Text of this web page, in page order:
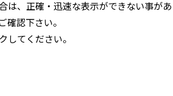
は、正確・迅速な表示ができない事が
確認下さい。
してください。